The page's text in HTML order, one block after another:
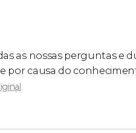
as nossas perguntas e
causa do